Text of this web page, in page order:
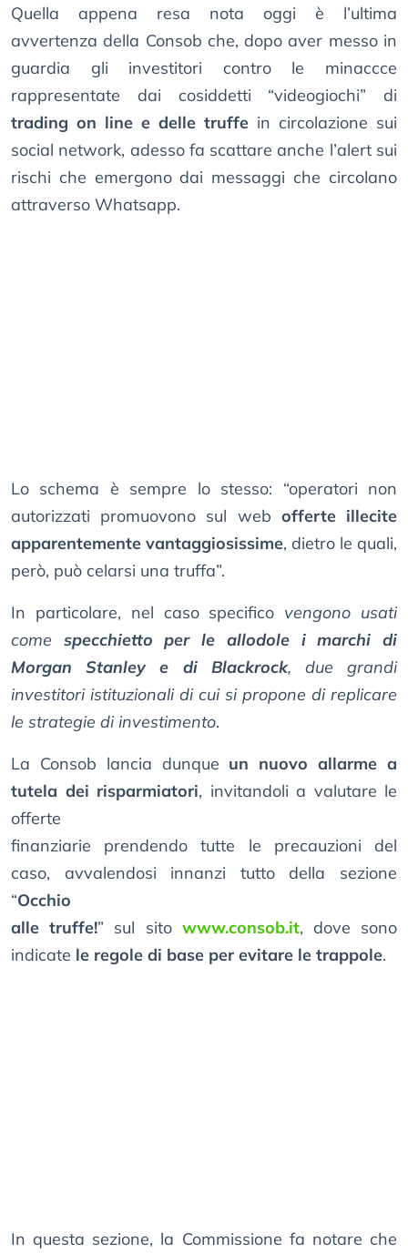
Quella appena resa nota oggi è l’ultima
avvertenza della Consob che, dopo aver messo in
guardia gli investitori contro le minaccce
rappresentate dai cosiddetti “videogiochi” di
trading on line e delle truffe in circolazione sui
social network, adesso fa scattare anche l’alert sui
rischi che emergono dai messaggi che circolano
attraverso Whatsapp.
Lo schema è sempre lo stesso: “operatori non
autorizzati promuovono sul web offerte illecite
apparentemente vantaggiosissime, dietro le quali,
però, può celarsi una truffa”.
In particolare, nel caso specifico vengono usati
come specchietto per le allodole i marchi di
Morgan Stanley e di Blackrock, due grandi
investitori istituzionali di cui si propone di replicare
le strategie di investimento.
La Consob lancia dunque un nuovo allarme a
tutela dei risparmiatori, invitandoli a valutare le
offerte
finanziarie prendendo tutte le precauzioni del
caso, avvalendosi innanzi tutto della sezione
“Occhio
alle truffe!” sul sito www.consob.it, dove sono
indicate le regole di base per evitare le trappole.
In questa sezione, la Commissione fa notare che